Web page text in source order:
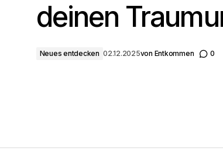
deinen
Neues entdecken 02.12.2025von Entkommen 0